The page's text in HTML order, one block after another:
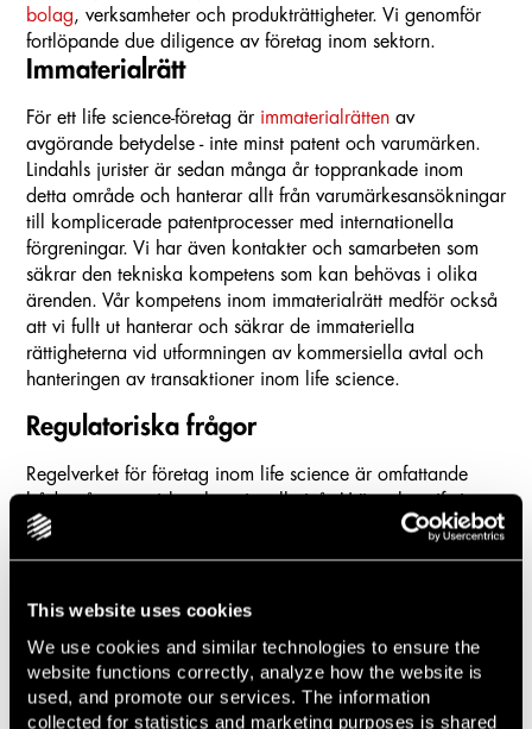
This website uses cookies
We use cookies and similar technologies to ensure the
website functions correctly, analyze how the website is
used, and promote our services. The information
collected for statistics and marketing purposes is shared
bolag, verksamheter och produkträttigheter. Vi genomför
fortlöpande due diligence av företag inom sektorn.
Immaterialrätt
För ett life science-företag är immaterialrätten av
avgörande betydelse - inte minst patent och varumärken.
Lindahls jurister är sedan många år topprankade inom
detta område och hanterar allt från varumärkesansökningar
till komplicerade patentprocesser med internationella
förgreningar. Vi har även kontakter och samarbeten som
säkrar den tekniska kompetens som kan behövas i olika
ärenden. Vår kompetens inom immaterialrätt medför också
att vi fullt ut hanterar och säkrar de immateriella
rättigheterna vid utformningen av kommersiella avtal och
hanteringen av transaktioner inom life science.
Regulatoriska frågor
Regelverket för företag inom life science är omfattande
både på europeisk och nationell nivå. Utöver lagstiftning
måste företag även följa myndigheters föreskrifter och
uppstår nu kan ha klara kopplingar till marknadsföring,
med erfaren rådgivning inom alla dessa områden. Vi
biträder klienter med att erhålla och vidmakthålla de
tillstånd och godkännanden som verksamheten behöver. Vi